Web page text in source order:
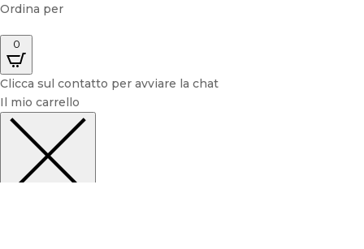
Ordina per
0
Clicca sul contatto per avviare la chat
Il mio carrello